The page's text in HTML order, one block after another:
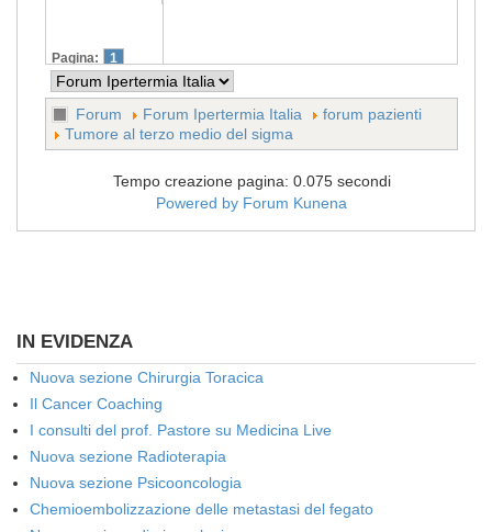
Pagina: 1
Forum Forum Ipertermia Italia
forum pazienti
Tumore al terzo medio del sigma
Tempo creazione pagina: 0.075 secondi
Powered by Forum Kunena
IN EVIDENZA
Nuova sezione Chirurgia Toracica
Il Cancer Coaching
I consulti del prof. Pastore su Medicina Live
Nuova sezione Radioterapia
Nuova sezione Psicooncologia
Chemioembolizzazione delle metastasi del fegato